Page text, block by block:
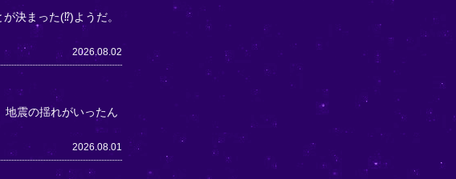
決まった(⁉)ようだ。
2026.08.02
震の揺れがいったん
2026.08.01